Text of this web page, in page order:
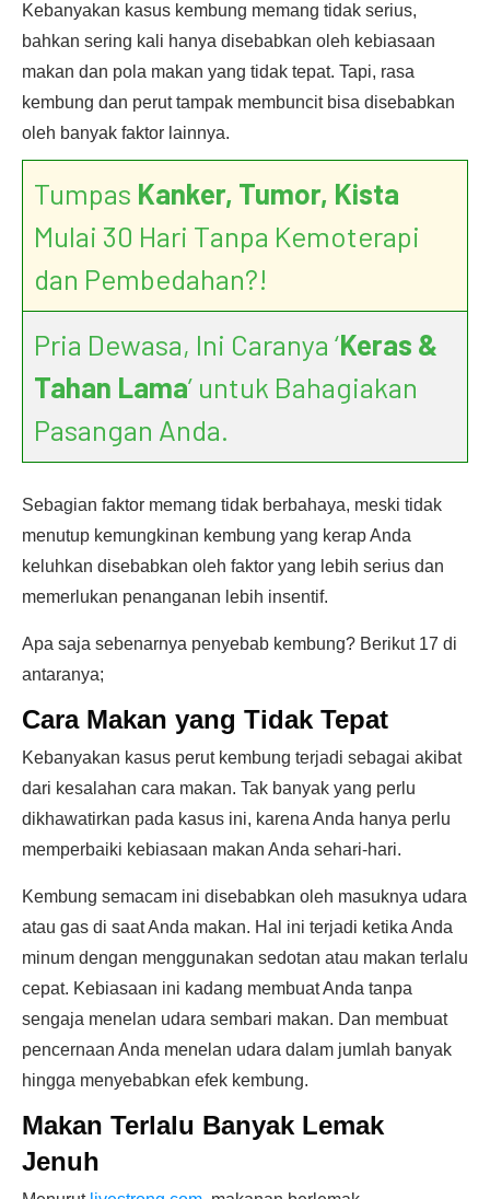
Kebanyakan kasus kembung memang tidak serius,
bahkan sering kali hanya disebabkan oleh kebiasaan
makan dan pola makan yang tidak tepat. Tapi, rasa
kembung dan perut tampak membuncit bisa disebabkan
oleh banyak faktor lainnya.
Tumpas Kanker, Tumor, Kista
Mulai 30 Hari Tanpa Kemoterapi
dan Pembedahan?!
Pria Dewasa, Ini Caranya ‘Keras &
Tahan Lama’ untuk Bahagiakan
Pasangan Anda.
Sebagian faktor memang tidak berbahaya, meski tidak
menutup kemungkinan kembung yang kerap Anda
keluhkan disebabkan oleh faktor yang lebih serius dan
memerlukan penanganan lebih insentif.
Apa saja sebenarnya penyebab kembung? Berikut 17 di
antaranya;
Cara Makan yang Tidak Tepat
Kebanyakan kasus perut kembung terjadi sebagai akibat
dari kesalahan cara makan. Tak banyak yang perlu
dikhawatirkan pada kasus ini, karena Anda hanya perlu
memperbaiki kebiasaan makan Anda sehari-hari.
Kembung semacam ini disebabkan oleh masuknya udara
atau gas di saat Anda makan. Hal ini terjadi ketika Anda
minum dengan menggunakan sedotan atau makan terlalu
cepat. Kebiasaan ini kadang membuat Anda tanpa
sengaja menelan udara sembari makan. Dan membuat
pencernaan Anda menelan udara dalam jumlah banyak
hingga menyebabkan efek kembung.
Makan Terlalu Banyak Lemak
Jenuh